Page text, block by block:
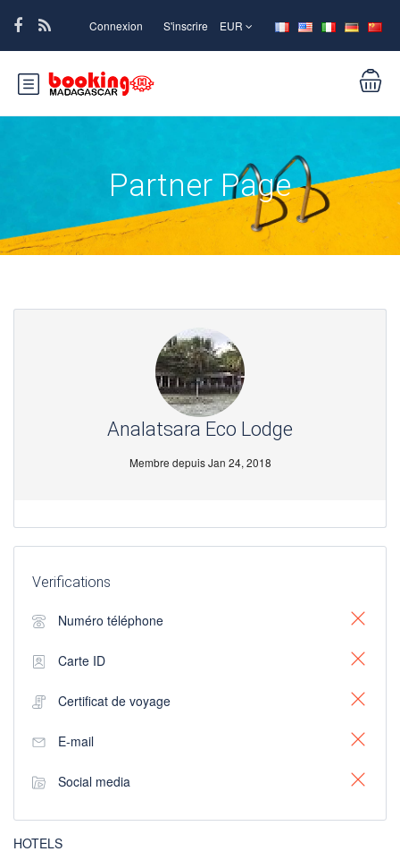
Connexion S'inscrire EUR
Partner Page
Analatsara Eco Lodge
Membre depuis Jan 24, 2018
Verifications
Numéro téléphone
Carte ID
Certificat de voyage
E-mail
Social media
HOTELS